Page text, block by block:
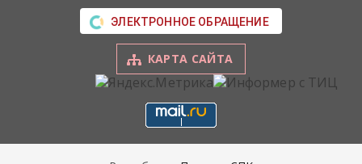
ЭЛЕКТРОННОЕ ОБРАЩЕНИЕ
КАРТА САЙТА